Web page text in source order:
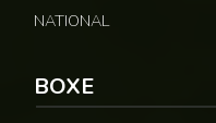
NATIONAL
BOXE